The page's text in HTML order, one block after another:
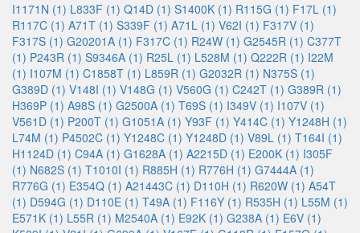
I1171N (1) L833F (1) Q14D (1) S1400K (1) R115G (1) F17L (1)
R117C (1) A71T (1) S339F (1) A71L (1) V62I (1) F317V (1)
F317S (1) G20201A (1) F317C (1) R24W (1) G2545R (1) C377T
(1) P243R (1) S9346A (1) R25L (1) L528M (1) Q222R (1) I22M
(1) I107M (1) C1858T (1) L859R (1) G2032R (1) N375S (1)
G389D (1) V148I (1) V148G (1) V560G (1) C242T (1) G389R (1)
H369P (1) A98S (1) G2500A (1) T69S (1) I349V (1) I107V (1)
V561D (1) P200T (1) G1051A (1) Y93F (1) Y414C (1) Y1248H (1)
L74M (1) P4502C (1) Y1248C (1) Y1248D (1) V89L (1) T164I (1)
H1124D (1) C94A (1) G1628A (1) A2215D (1) E200K (1) I305F
(1) N682S (1) T1010I (1) R885H (1) R776H (1) G7444A (1)
R776G (1) E354Q (1) A21443C (1) D110H (1) R620W (1) A54T
(1) D594G (1) D110E (1) T49A (1) F116Y (1) R535H (1) L55M (1)
E571K (1) L55R (1) M2540A (1) E92K (1) G238A (1) E6V (1)